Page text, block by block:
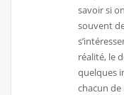
savoir si
souvent
réalité, le
quelques
chacun de